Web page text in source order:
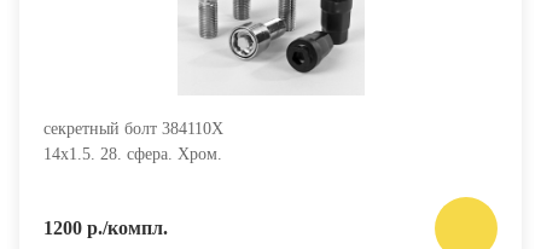
секретный болт 384110X
14х1.5. 28. сфера. Хром.
1200 р./компл.